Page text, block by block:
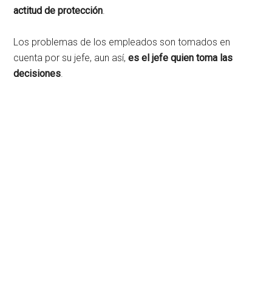
actitud de protección.
Los problemas de los empleados son tomados en
cuenta por su jefe, aun así,es el jefe quien toma las
decisiones.